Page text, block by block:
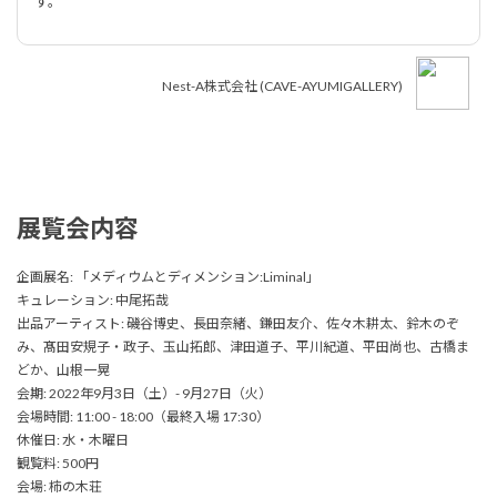
Nest-A株式会社 (CAVE-AYUMIGALLERY)
展覧会内容
企画展名: 「メディウムとディメンション:Liminal」
キュレーション: 中尾拓哉
出品アーティスト: 磯谷博史、長田奈緒、鎌田友介、佐々木耕太、鈴木のぞ
み、髙田安規子・政子、玉山拓郎、津田道子、平川紀道、平田尚也、古橋ま
どか、山根一晃
会期: 2022年9月3日（土）- 9月27日（火）
会場時間: 11:00 - 18:00（最終入場 17:30）
休催日: 水・木曜日
観覧料: 500円
会場: 柿の木荘